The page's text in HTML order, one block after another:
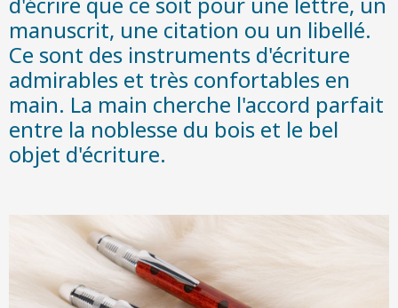
manuscrit, une citation ou un libellé.
Ce sont des instruments d'écriture
admirables et très confortables en
main. La main cherche l'accord parfait
entre la noblesse du bois et le bel
objet d'écriture.